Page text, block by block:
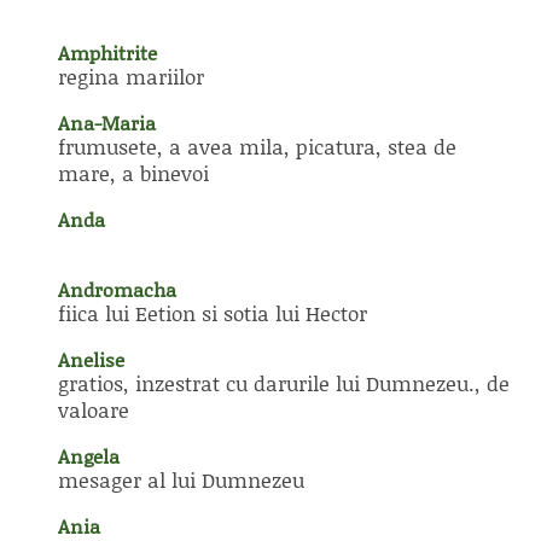
Amphitrite
regina mariilor
Ana-Maria
frumusete, a avea mila, picatura, stea de
mare, a binevoi
Anda
Andromacha
fiica lui Eetion si sotia lui Hector
Anelise
gratios, inzestrat cu darurile lui Dumnezeu., de
valoare
Angela
mesager al lui Dumnezeu
Ania